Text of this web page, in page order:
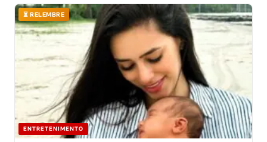
⏳ RELEMBRE
ENTRETENIMENTO